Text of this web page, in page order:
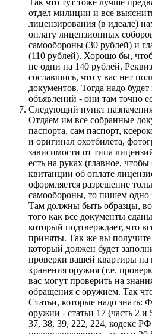
отдел милиции и все
лицензирования (в идеале)
оплату лицензионных
самообороны (30 рублей) и
(110 рублей). Хорошо бы,
не одни на 140 рублей.
сославшись, что у вас нет
документов. Тогда надо
объявлений - они там точно
Следующий пункт
Отдаем им все собранные
паспорта, сам паспорт,
и оригинал охотбилета,
зависимости от типа
есть на руках (главное,
квитанции об оплате
оформляется разрешение
самообороны, то пишем одно
Там должны быть образцы,
того как все документы
который подтверждает, что
приняты. Так же вы получите
который должен будет
проверки вашей квартиры на
хранения оружия (т.е.
вас могут проверить на
обращения с оружием. Так
Статьи, которые надо знать:
оружии - статьи 17 (часть 2
37, 38, 39, 222, 224, кодекс